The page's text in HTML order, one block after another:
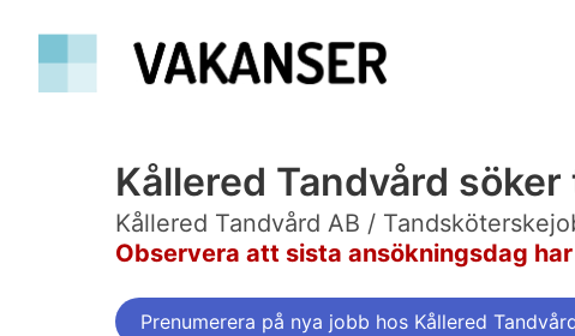
Kållered Tandvård
Kållered Tandvård AB /
Observera att sista ansökningsdag
Prenumerera på nya jobb hos Kållered